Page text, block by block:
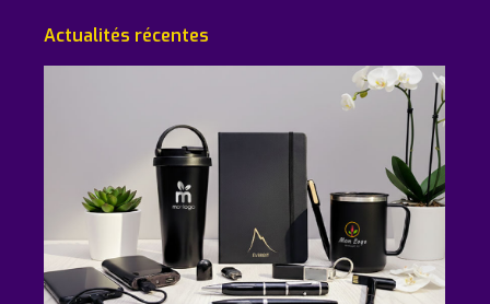
Actualités récentes